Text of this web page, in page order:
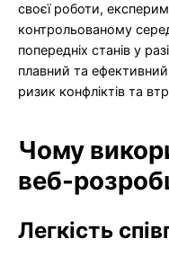
своєї роботи,
контрольованому
попередніх станів у
плавний та
ризик конфліктів та
Чому
веб-
Легкість